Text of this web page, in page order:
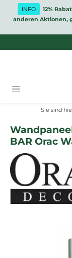
Zum Hauptinhalt
INFO
12%
anderen Aktionen,
Sie sind
BAR Orac